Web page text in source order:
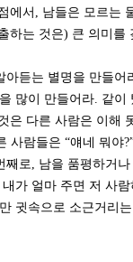
서, 남들은 모르는
하는 것은) 큰 의미를
듣는 별명을 만들
많이 만들어라. 같
은 다른 사람은 이해
사람들은 “얘네 뭐야
로, 남을 품평하거
가 얼마 주면 저 사
귓속으로 소근거리